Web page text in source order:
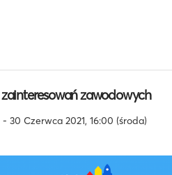
zawodowych
30 Czerwca 2021, 16:00 (środa)